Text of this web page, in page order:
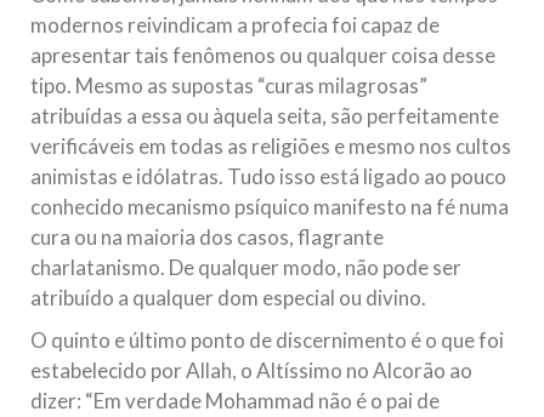
modernos reivindicam a profecia foi capaz de
apresentar tais fenômenos ou qualquer coisa desse
tipo. Mesmo as supostas “curas milagrosas”
atribuídas a essa ou àquela seita, são perfeitamente
verificáveis em todas as religiões e mesmo nos cultos
animistas e idólatras. Tudo isso está ligado ao pouco
conhecido mecanismo psíquico manifesto na fé numa
cura ou na maioria dos casos, flagrante
charlatanismo. De qualquer modo, não pode ser
atribuído a qualquer dom especial ou divino.
O quinto e último ponto de discernimento é o que foi
estabelecido por Allah, o Altíssimo no Alcorão ao
dizer: “Em verdade Mohammad não é o pai de